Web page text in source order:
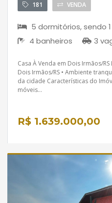
181 VENDA
5 dormitórios, sendo
4 banheiros
3
Casa À Venda em Dois Irmãos/
Dois Irmãos/RS • Ambiente
da cidade Características do
móveis...
R$ 1.639.000,00